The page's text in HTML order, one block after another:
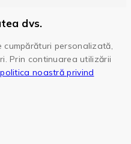
dvs.
personalizată,
Prin continuarea utilizării
politica noastră privind